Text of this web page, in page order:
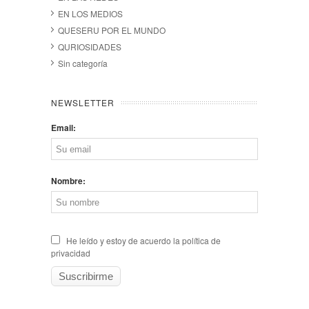
EN LOS MEDIOS
QUESERU POR EL MUNDO
QURIOSIDADES
Sin categoría
NEWSLETTER
Email:
Nombre:
He leído y estoy de acuerdo la política de
privacidad